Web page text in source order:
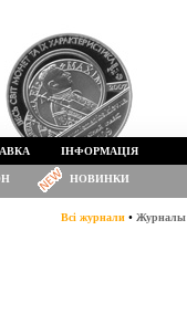
ІНФОРМАЦІЯ
НОВИНКИ
Всі журнали • Журналы